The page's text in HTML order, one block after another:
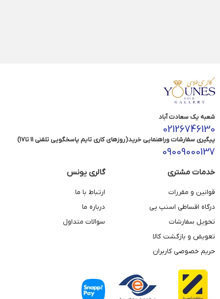
شعبه یک سعادت آباد
02126746130
پیگیری سفارشات وراهنمایی خرید(روزهای کاری تایم پاسخگویی تلفنی 11 تا17)
09009000137
خدمات مشتری
قوانین و مقررات
درگاه اقساطی اسنپ پی
تحویل سفارشات
تعویض و بازگشت کالا
حریم خصوصی کاربران
گالری یونس
ارتباط با ما
درباره ما
سوالات متداول